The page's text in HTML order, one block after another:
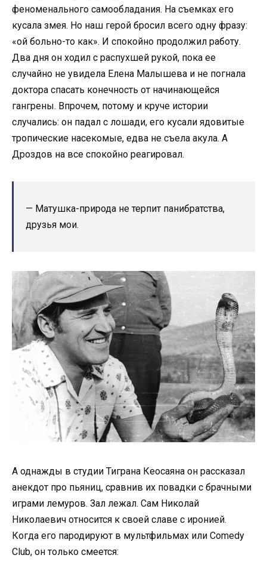
феноменального самообладания. На съемках его
кусала змея. Но наш герой бросил всего одну фразу:
«ой больно-то как». И спокойно продолжил работу.
Два дня он ходил с распухшей рукой, пока ее
случайно не увидела Елена Малышева и не погнала
доктора спасать конечность от начинающейся
гангрены. Впрочем, потому и круче истории
случались: он падал с лошади, его кусали ядовитые
тропические насекомые, едва не съела акула. А
Дроздов на все спокойно реагировал.
— Матушка-природа не терпит панибратства,
друзья мои.
А однажды в студии Тиграна Кеосаяна он рассказал
анекдот про пьяниц, сравнив их повадки с брачными
играми лемуров. Зал лежал. Сам Николай
Николаевич относится к своей славе с иронией.
Когда его пародируют в мультфильмах или Comedy
Club, он только смеется: